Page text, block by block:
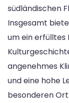
südländischen
Insgesamt
um ein erfülltes
angenehmes
und eine hohe
besonderen